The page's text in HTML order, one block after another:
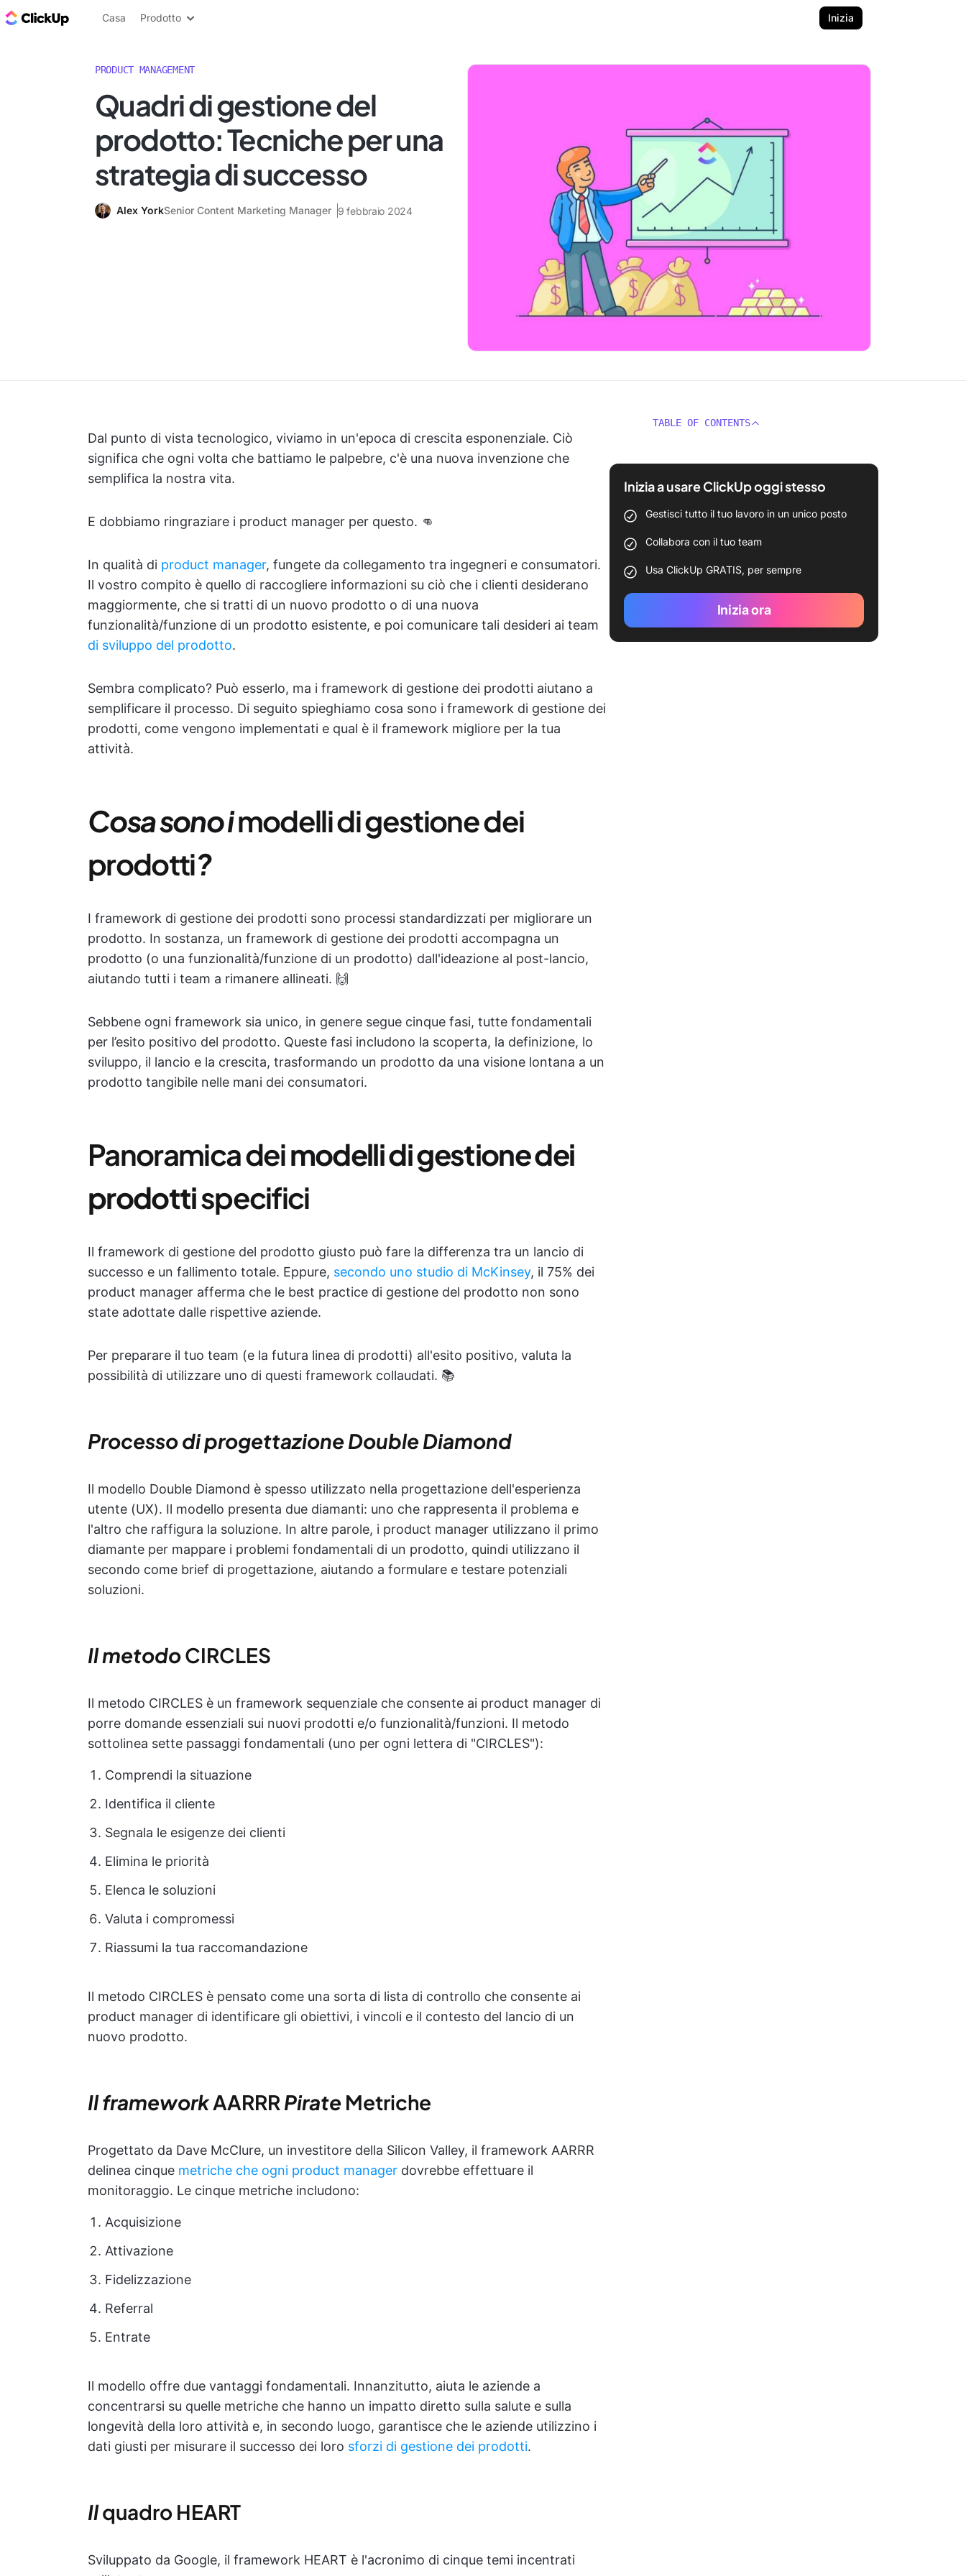
Blog di ClickUp
Casa Prodotto Inizia
PRODUCT MANAGEMENT
Quadri di gestione del
prodotto: Tecniche per una
strategia di successo
Alex YorkSenior Content Marketing Manager 9 febbraio 2024
Dal punto di vista tecnologico, viviamo in un'epoca di crescita esponenziale. Ciò
significa che ogni volta che battiamo le palpebre, c'è una nuova invenzione che
semplifica la nostra vita.
E dobbiamo ringraziare i product manager per questo. 👊
In qualità di product manager, fungete da collegamento tra ingegneri e consumatori.
Il vostro compito è quello di raccogliere informazioni su ciò che i clienti desiderano
maggiormente, che si tratti di un nuovo prodotto o di una nuova
funzionalità/funzione di un prodotto esistente, e poi comunicare tali desideri ai team
di sviluppo del prodotto.
Sembra complicato? Può esserlo, ma i framework di gestione dei prodotti aiutano a
semplificare il processo. Di seguito spieghiamo cosa sono i framework di gestione dei
prodotti, come vengono implementati e qual è il framework migliore per la tua
attività.
Cosa sono imodelli di gestione dei
prodotti?
I framework di gestione dei prodotti sono processi standardizzati per migliorare un
prodotto. In sostanza, un framework di gestione dei prodotti accompagna un
prodotto (o una funzionalità/funzione di un prodotto) dall'ideazione al post-lancio,
aiutando tutti i team a rimanere allineati. 🙌
Sebbene ogni framework sia unico, in genere segue cinque fasi, tutte fondamentali
per l’esito positivo del prodotto. Queste fasi includono la scoperta, la definizione, lo
sviluppo, il lancio e la crescita, trasformando un prodotto da una visione lontana a un
prodotto tangibile nelle mani dei consumatori.
Panoramica deimodelli di gestione dei
prodottispecifici
Il framework di gestione del prodotto giusto può fare la differenza tra un lancio di
successo e un fallimento totale. Eppure, secondo uno studio di McKinsey, il 75% dei
product manager afferma che le best practice di gestione del prodotto non sono
state adottate dalle rispettive aziende.
Per preparare il tuo team (e la futura linea di prodotti) all'esito positivo, valuta la
possibilità di utilizzare uno di questi framework collaudati. 📚
Processo di progettazione Double Diamond
Il modello Double Diamond è spesso utilizzato nella progettazione dell'esperienza
utente (UX). Il modello presenta due diamanti: uno che rappresenta il problema e
l'altro che raffigura la soluzione. In altre parole, i product manager utilizzano il primo
diamante per mappare i problemi fondamentali di un prodotto, quindi utilizzano il
secondo come brief di progettazione, aiutando a formulare e testare potenziali
soluzioni.
Il metodoCIRCLES
Il metodo CIRCLES è un framework sequenziale che consente ai product manager di
porre domande essenziali sui nuovi prodotti e/o funzionalità/funzioni. Il metodo
sottolinea sette passaggi fondamentali (uno per ogni lettera di "CIRCLES"):
Comprendi la situazione
Identifica il cliente
Segnala le esigenze dei clienti
Elimina le priorità
Elenca le soluzioni
Valuta i compromessi
Riassumi la tua raccomandazione
Il metodo CIRCLES è pensato come una sorta di lista di controllo che consente ai
product manager di identificare gli obiettivi, i vincoli e il contesto del lancio di un
nuovo prodotto.
Il frameworkAARRR Pirate Metriche
Progettato da Dave McClure, un investitore della Silicon Valley, il framework AARRR
delinea cinque metriche che ogni product manager dovrebbe effettuare il
monitoraggio. Le cinque metriche includono:
Acquisizione
Attivazione
Fidelizzazione
Referral
Entrate
Il modello offre due vantaggi fondamentali. Innanzitutto, aiuta le aziende a
concentrarsi su quelle metriche che hanno un impatto diretto sulla salute e sulla
longevità della loro attività e, in secondo luogo, garantisce che le aziende utilizzino i
dati giusti per misurare il successo dei loro sforzi di gestione dei prodotti.
Ilquadro HEART
Sviluppato da Google, il framework HEART è l'acronimo di cinque temi incentrati
TABLE OF CONTENTS
Inizia a usare ClickUp oggi stesso
Gestisci tutto il tuo lavoro in un unico posto
Collabora con il tuo team
Usa ClickUp GRATIS, per sempre
Inizia ora